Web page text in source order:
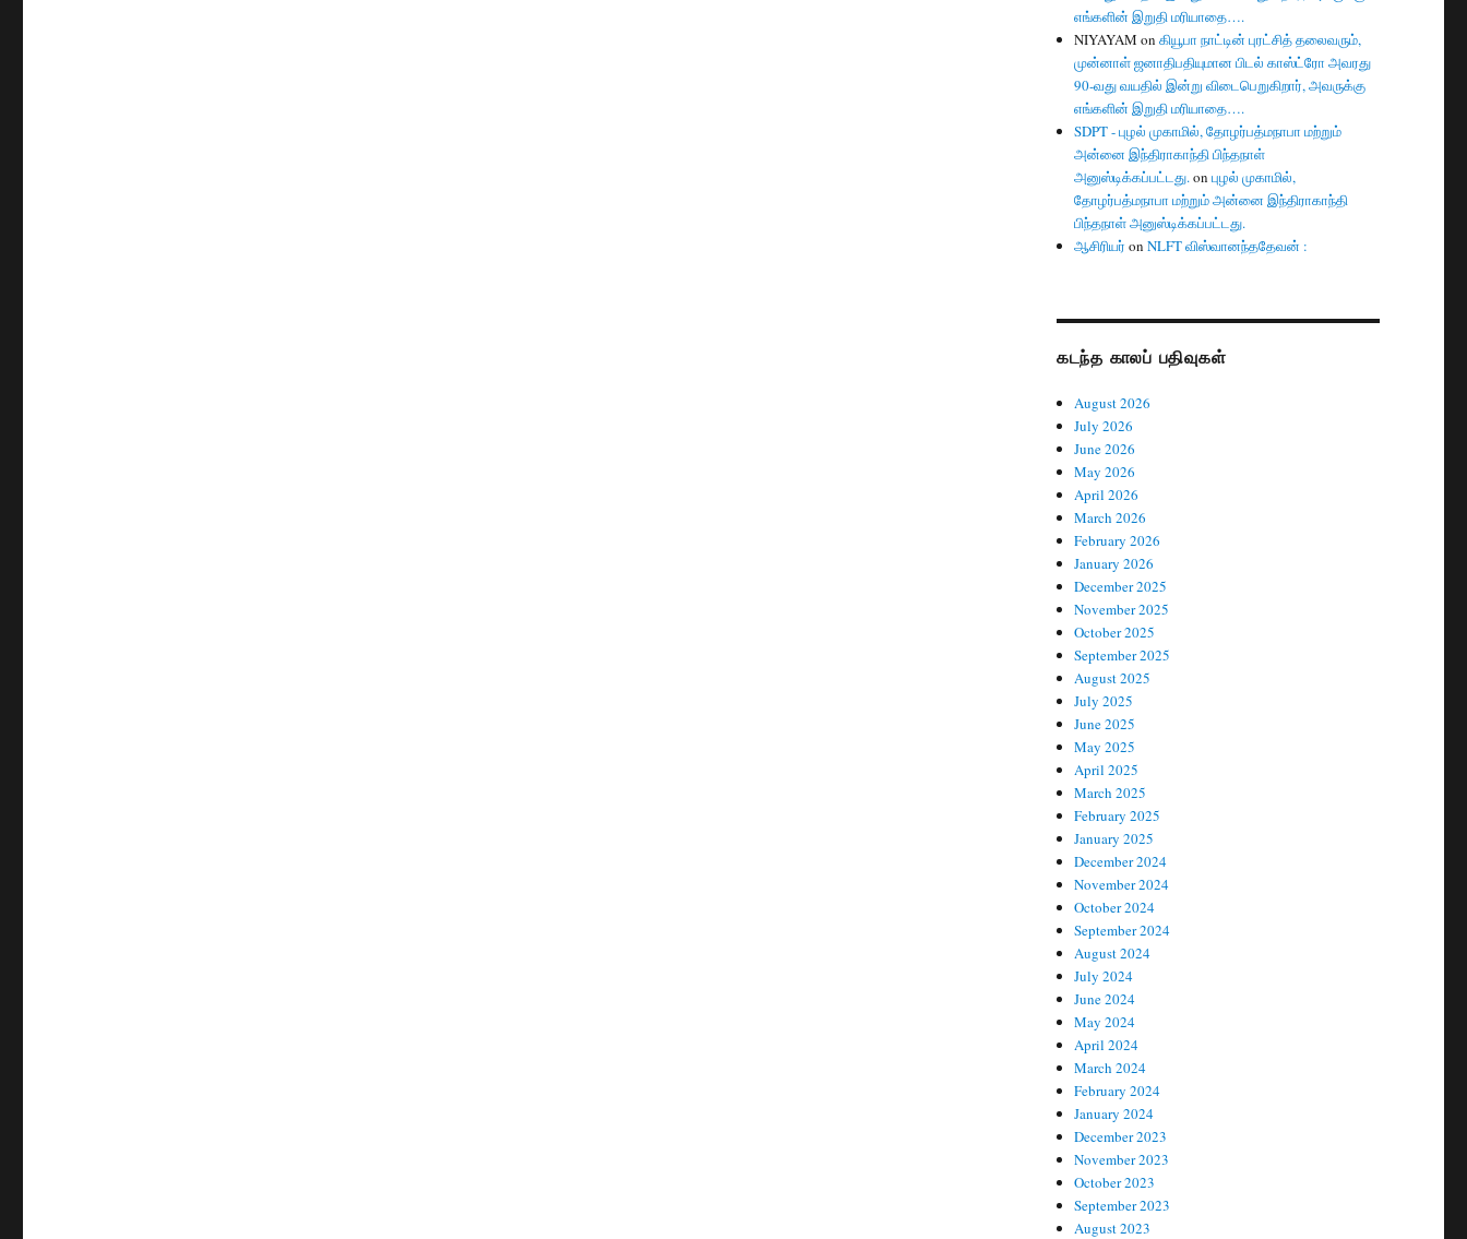
எங்களின் இறுதி மரியாதை….
NIYAYAM onகியூபா நாட்டின் புரட்சித் தலைவரும்,
முன்னாள் ஜனாதிபதியுமான பிடல் காஸ்ட்ரோ அவரது
90-வது வயதில் இன்று விடைபெறுகிறார், அவருக்கு
எங்களின் இறுதி மரியாதை….
SDPT - புழல் முகாமில், தோழர்பத்மநாபா மற்றும்
அன்னை இந்திராகாந்தி பிந்தநாள்
அனுஸ்டிக்கப்பட்டது.onபுழல் முகாமில்,
தோழர்பத்மநாபா மற்றும் அன்னை இந்திராகாந்தி
பிந்தநாள் அனுஸ்டிக்கப்பட்டது.
ஆசிரியர் onNLFT விஸ்வானந்ததேவன் :
கடந்த காலப் பதிவுகள்
August 2026
July 2026
June 2026
May 2026
April 2026
March 2026
February 2026
January 2026
December 2025
November 2025
October 2025
September 2025
August 2025
July 2025
June 2025
May 2025
April 2025
March 2025
February 2025
January 2025
December 2024
November 2024
October 2024
September 2024
August 2024
July 2024
June 2024
May 2024
April 2024
March 2024
February 2024
January 2024
December 2023
November 2023
October 2023
September 2023
August 2023